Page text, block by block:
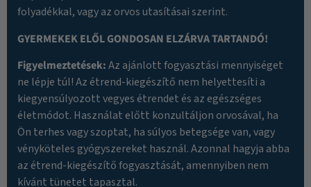
folyadékkal, vagy az orvos utasításai szerint.
GYERMEKEK ELŐL GONDOSAN ELZÁRVA TARTANDÓ!
Figyelmeztetések:Az ajánlott fogyasztási mennyiséget
ne lépje túl! Az étrend-kiegészítő nem helyettesíti a
kiegyensúlyozott vegyes étrendet és az egészséges
életmódot. Használat előtt konzultáljon orvosával, ha
Ön terhes vagy szoptat, ha súlyos betegsége van, vagy
vényköteles gyógyszereket használ. Azonnal hagyja abba
az étrend-kiegészítő fogyasztását, amennyiben nem
kívánt tünetet tapasztal.